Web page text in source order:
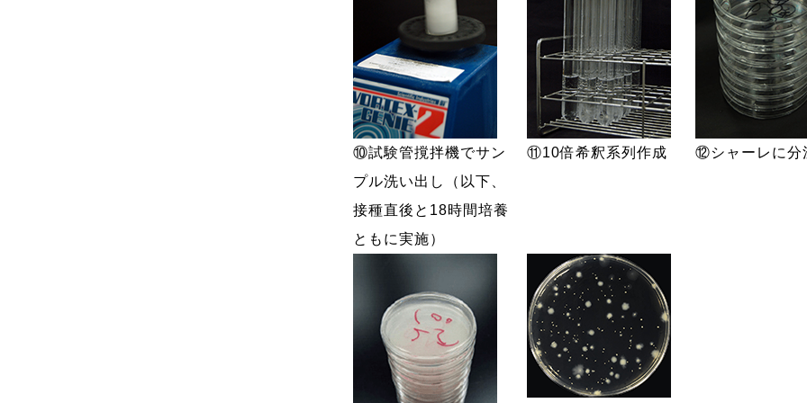
⑩試験管撹拌機でサン
プル洗い出し（以下、
接種直後と18時間培養
ともに実施）
⑪10倍希釈系列作成 ⑫シャーレに分